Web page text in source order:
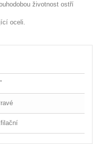
životnost ostří
oceli.